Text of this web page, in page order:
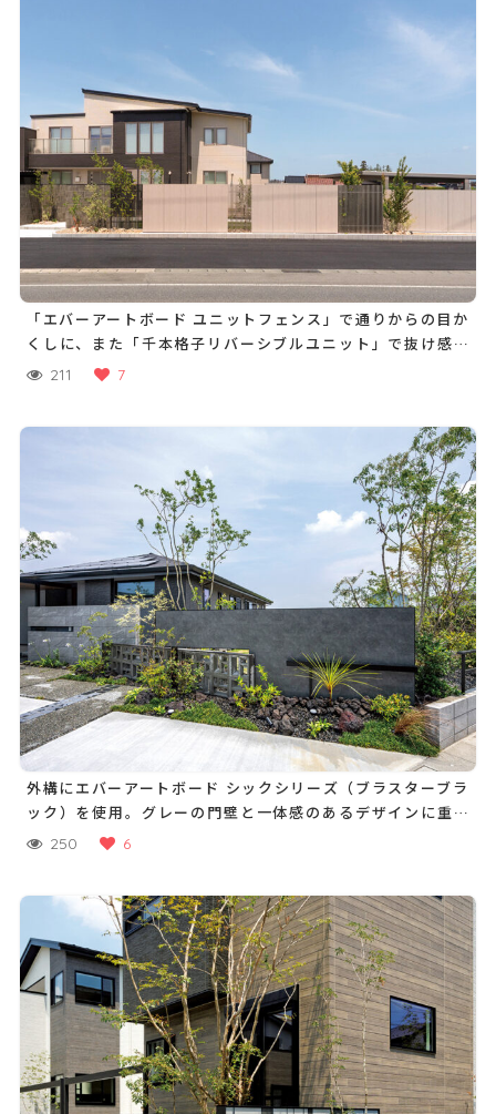
「エバーアートボード ユニットフェンス」で通りからの目か
くしに、また「千本格子リバーシブルユニット」で抜け感を
出し、単調にならないようにデザイン。黒を基調とした玄関ま
211 7
外構にエバーアートボード シックシリーズ（ブラスターブラ
ック）を使用。グレーの門壁と一体感のあるデザインに重厚
感のある外構が生まれました
250 6